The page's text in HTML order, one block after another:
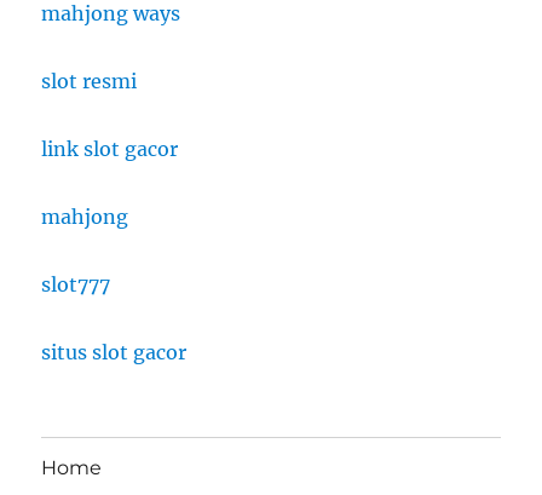
mahjong ways
slot resmi
link slot gacor
mahjong
slot777
situs slot gacor
Home